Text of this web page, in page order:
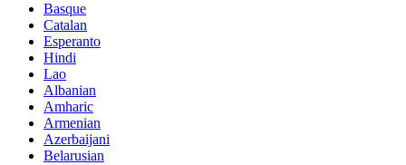
Basque
Catalan
Esperanto
Hindi
Lao
Albanian
Amharic
Armenian
Azerbaijani
Belarusian